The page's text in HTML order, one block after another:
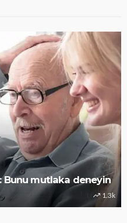
Bunu mutlaka deneyin
1.3k